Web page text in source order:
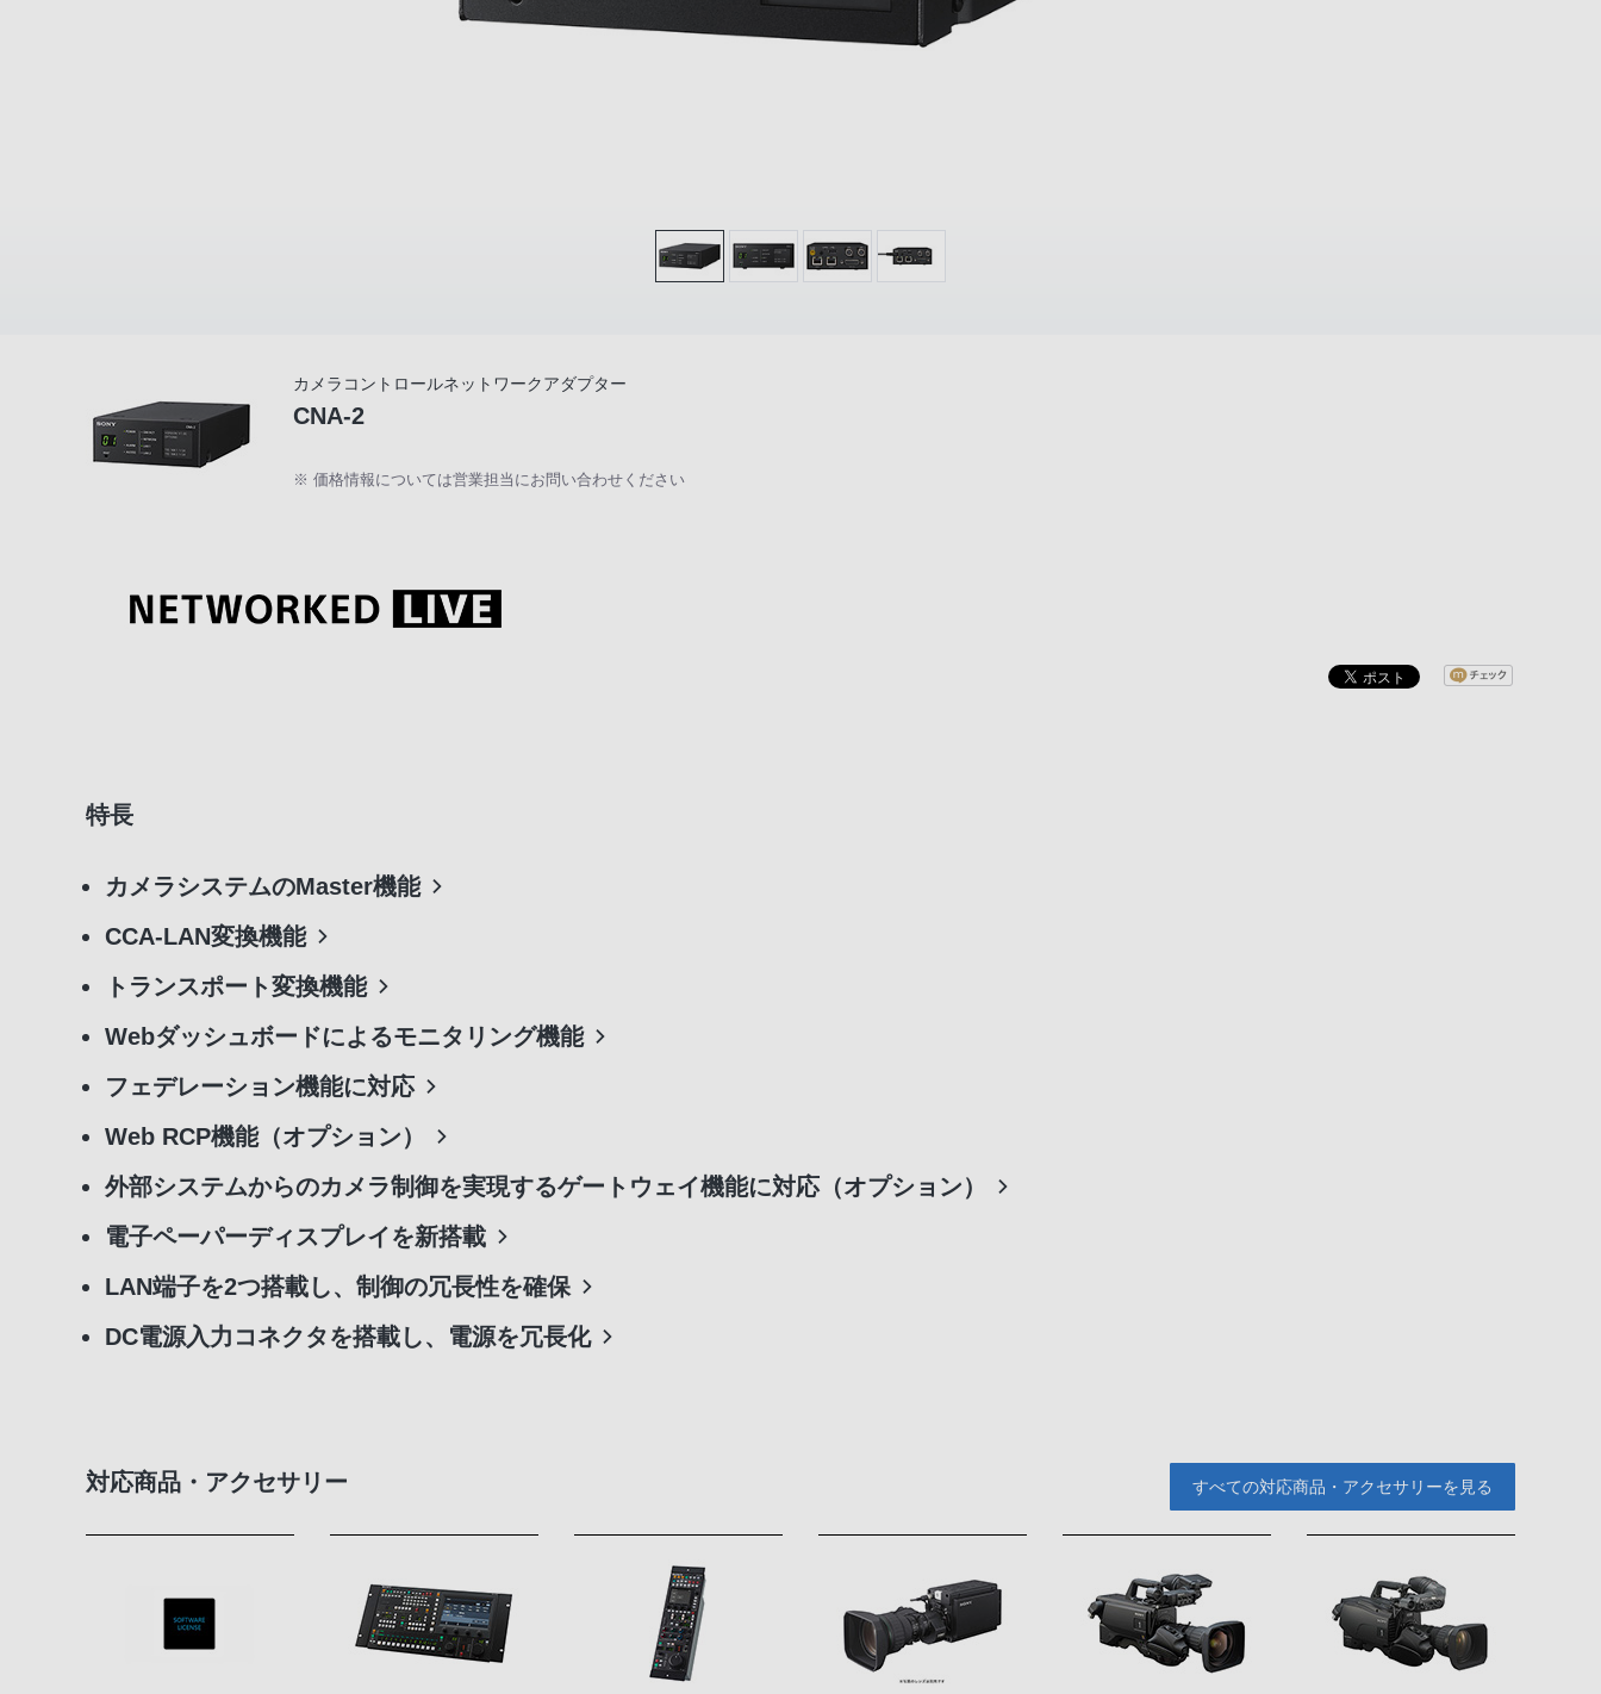
カメラコントロールネットワークアダプター
CNA-2
※ 価格情報については営業担当にお問い合わせください
特長
カメラシステムのMaster機能
CCA-LAN変換機能
トランスポート変換機能
Webダッシュボードによるモニタリング機能
フェデレーション機能に対応
Web RCP機能（オプション）
外部システムからのカメラ制御を実現するゲートウェイ機能に対応（オプション）
電子ペーパーディスプレイを新搭載
LAN端子を2つ搭載し、制御の冗長性を確保
DC電源入力コネクタを搭載し、電源を冗長化
対応商品・アクセサリー すべての対応商品・アクセサリーを見る